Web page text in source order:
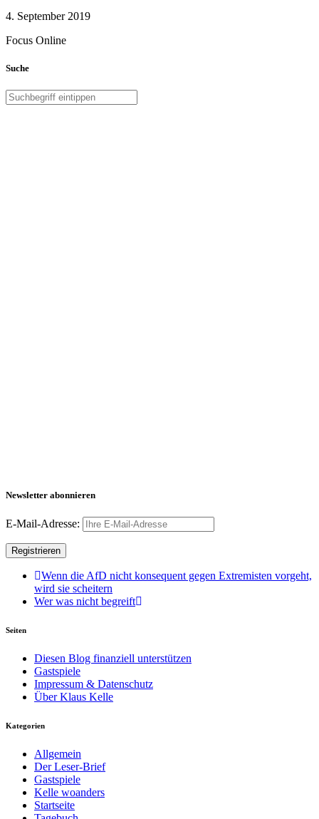
4. September 2019
Focus Online
Suche
Newsletter abonnieren
E-Mail-Adresse:
Wenn die AfD nicht konsequent gegen Extremisten vorgeht,
wird sie scheitern
Wer was nicht begreift
Seiten
Diesen Blog finanziell unterstützen
Gastspiele
Impressum & Datenschutz
Über Klaus Kelle
Kategorien
Allgemein
Der Leser-Brief
Gastspiele
Kelle woanders
Startseite